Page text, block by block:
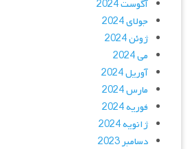
آگوست 2024
جولای 2024
ژوئن 2024
می 2024
آوریل 2024
مارس 2024
فوریه 2024
ژانویه 2024
دسامبر 2023